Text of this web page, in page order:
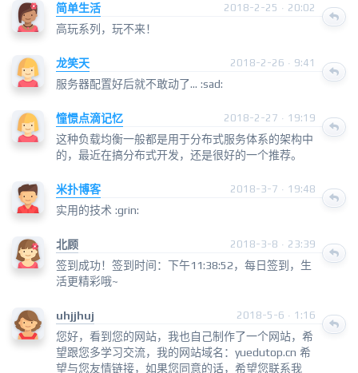
简单生活 2018-2-25 · 20:02
高玩系列，玩不来！
龙笑天 2018-2-26 · 9:41
服务器配置好后就不敢动了... :sad:
憧憬点滴记忆 2018-2-27 · 19:19
这种负载均衡一般都是用于分布式服务体系的架构中
的，最近在搞分布式开发，还是很好的一个推荐。
米扑博客 2018-3-7 · 19:48
实用的技术 :grin:
北顾 2018-3-8 · 23:39
签到成功！签到时间：下午11:38:52，每日签到，生
活更精彩哦~
uhjjhuj 2018-5-6 · 1:16
您好，看到您的网站，我也自己制作了一个网站，希
望跟您多学习交流，我的网站域名：yuedutop.cn 希
望与您友情链接，如果您同意的话，希望您联系我